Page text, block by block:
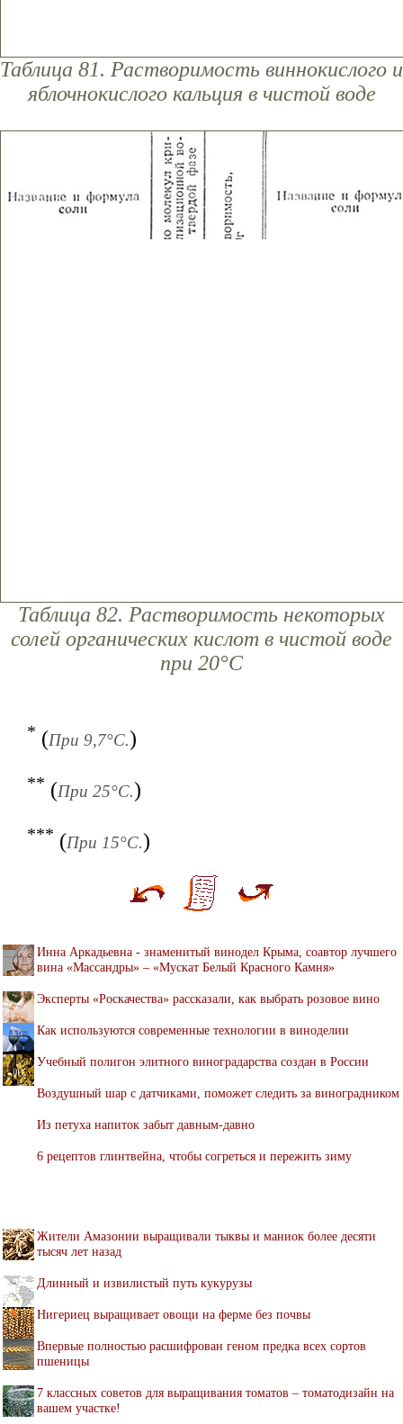
Таблица 81. Растворимость виннокислого и
яблочнокислого кальция в чистой воде
Таблица 82. Растворимость некоторых
солей органических кислот в чистой воде
при 20°С
* (При 9,7°С.)
** (При 25°С.)
*** (При 15°С.)
Инна Аркадьевна - знаменитый винодел Крыма, соавтор лучшего
вина «Массандры» – «Мускат Белый Красного Камня»
Эксперты «Роскачества» рассказали, как выбрать розовое вино
Как используются современные технологии в виноделии
Учебный полигон элитного виноградарства создан в России
Воздушный шар с датчиками, поможет следить за виноградником
Из петуха напиток забыт давным-давно
6 рецептов глинтвейна, чтобы согреться и пережить зиму
Жители Амазонии выращивали тыквы и маниок более десяти
тысяч лет назад
Длинный и извилистый путь кукурузы
Нигериец выращивает овощи на ферме без почвы
Впервые полностью расшифрован геном предка всех сортов
пшеницы
7 классных советов для выращивания томатов – томатодизайн на
вашем участке!